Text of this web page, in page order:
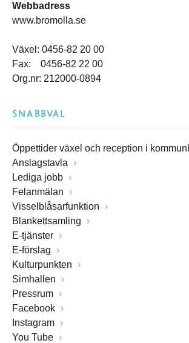
Webbadress
www.bromolla.se
Växel: 0456-82 20 00
Fax: 0456-82 22 00
Org.nr: 212000-0894
SNABBVAL
Öppettider växel och reception i
Anslagstavla
Lediga jobb
Felanmälan
Visselblåsarfunktion
Blankettsamling
E-tjänster
E-förslag
Kulturpunkten
Simhallen
Pressrum
Facebook
Instagram
You Tube